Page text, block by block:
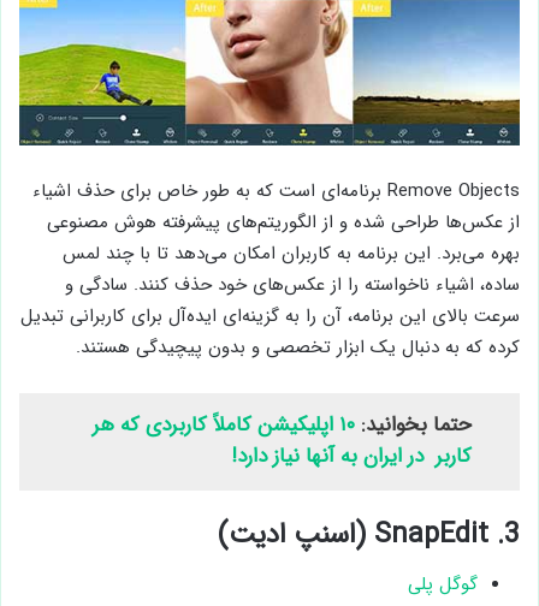
Remove Objects برنامه‌ای است که به طور خاص برای حذف اشیاء
از عکس‌ها طراحی شده و از الگوریتم‌های پیشرفته هوش مصنوعی
بهره می‌برد. این برنامه به کاربران امکان می‌دهد تا با چند لمس
ساده، اشیاء ناخواسته را از عکس‌های خود حذف کنند. سادگی و
سرعت بالای این برنامه، آن را به گزینه‌ای ایده‌آل برای کاربرانی تبدیل
کرده که به دنبال یک ابزار تخصصی و بدون پیچیدگی هستند.
حتما بخوانید:
۱۰ اپلیکیشن کاملاً کاربردی که هر
کاربر در ایران به آنها نیاز دارد!
3. SnapEdit (اسنپ ادیت)
گوگل پلی